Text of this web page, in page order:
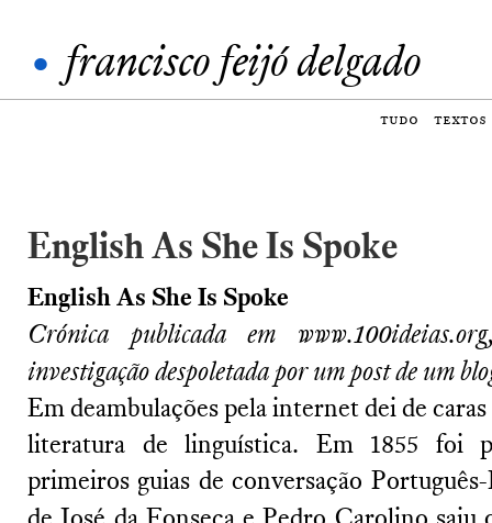
• francisco feijó delgado
tudo textos
English As She Is Spoke
English As She Is Spoke
Crónica publicada em
investigação despoletada por um post de um
Em deambulações pela internet dei de
literatura de linguística. Em 1855 foi
primeiros guias de conversação